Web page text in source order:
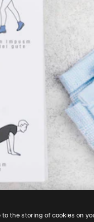
to the storing of cookies on